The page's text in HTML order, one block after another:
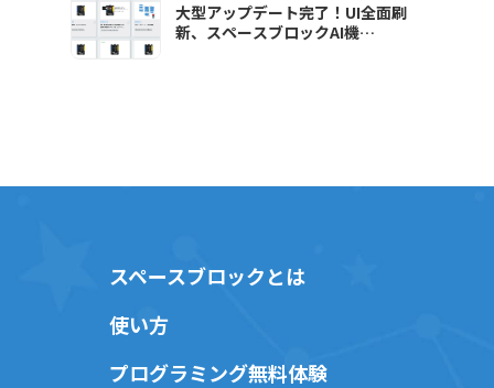
大型アップデート完了！UI全面刷
新、スペースブロックAI機
スペースブロックとは
使い方
プログラミング無料体験